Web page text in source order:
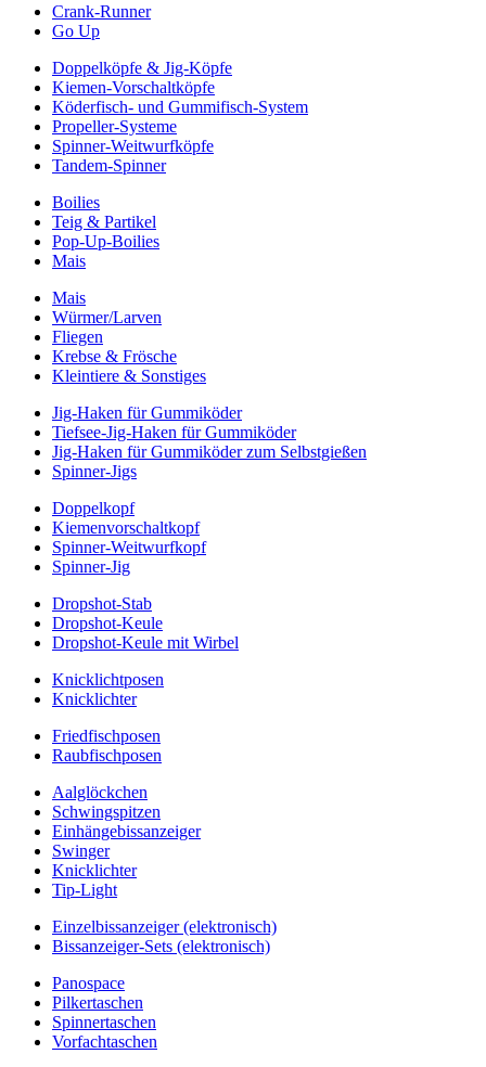
Crank-Runner
Go Up
Doppelköpfe & Jig-Köpfe
Kiemen-Vorschaltköpfe
Köderfisch- und Gummifisch-System
Propeller-Systeme
Spinner-Weitwurfköpfe
Tandem-Spinner
Boilies
Teig & Partikel
Pop-Up-Boilies
Mais
Mais
Würmer/Larven
Fliegen
Krebse & Frösche
Kleintiere & Sonstiges
Jig-Haken für Gummiköder
Tiefsee-Jig-Haken für Gummiköder
Jig-Haken für Gummiköder zum Selbstgießen
Spinner-Jigs
Doppelkopf
Kiemenvorschaltkopf
Spinner-Weitwurfkopf
Spinner-Jig
Dropshot-Stab
Dropshot-Keule
Dropshot-Keule mit Wirbel
Knicklichtposen
Knicklichter
Friedfischposen
Raubfischposen
Aalglöckchen
Schwingspitzen
Einhängebissanzeiger
Swinger
Knicklichter
Tip-Light
Einzelbissanzeiger (elektronisch)
Bissanzeiger-Sets (elektronisch)
Panospace
Pilkertaschen
Spinnertaschen
Vorfachtaschen